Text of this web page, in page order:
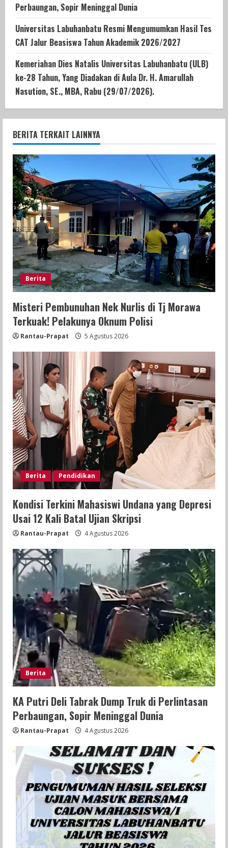
Perbaungan, Sopir Meninggal Dunia
Universitas Labuhanbatu Resmi Mengumumkan Hasil Tes
CAT Jalur Beasiswa Tahun Akademik 2026/2027
Kemeriahan Dies Natalis Universitas Labuhanbatu (ULB)
ke-28 Tahun, Yang Diadakan di Aula Dr. H. Amarullah
Nasution, SE., MBA, Rabu (29/07/2026).
BERITA TERKAIT LAINNYA
Berita
Misteri Pembunuhan Nek Nurlis di Tj Morawa
Terkuak! Pelakunya Oknum Polisi
Rantau-Prapat 5 Agustus 2026
Berita Pendidikan
Kondisi Terkini Mahasiswi Undana yang Depresi
Usai 12 Kali Batal Ujian Skripsi
Rantau-Prapat 4 Agustus 2026
Berita
KA Putri Deli Tabrak Dump Truk di Perlintasan
Perbaungan, Sopir Meninggal Dunia
Rantau-Prapat 4 Agustus 2026